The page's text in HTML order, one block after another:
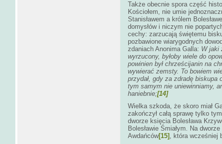
Także obecnie spora część
Kościołem, nie umie
Stanisławem a królem
domysłów i niczym nie
cechy: zarzucają świętemu
pozbawione wiarygodnych
zdaniach Anonima Galla: W jaki
wyrzucony, byłoby wiele do
powinien był chrześcĳanin na
wywierać zemsty. To bowiem
przydał, gdy za zdradę biskupa
tym samym nie uniewinniamy,
haniebnie;[14]
Wielka szkoda, że skoro miał
zakończył całą sprawę tylko
dworze księcia Bolesława
Bolesławie Śmiałym. Na
Awdańców[15] , która wcześniej